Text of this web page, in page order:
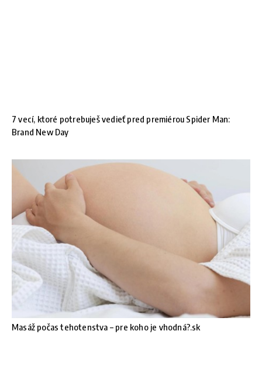
7 vecí, ktoré potrebuješ vedieť pred premiérou Spider Man:
Brand New Day
Masáž počas tehotenstva – pre koho je vhodná?.sk